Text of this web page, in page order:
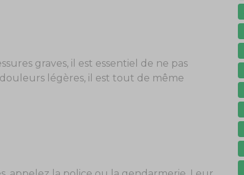
graves, il est essentiel de ne pas
légères, il est tout de même